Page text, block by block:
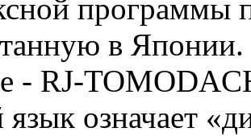
программы
в
- RJ-
язык означает